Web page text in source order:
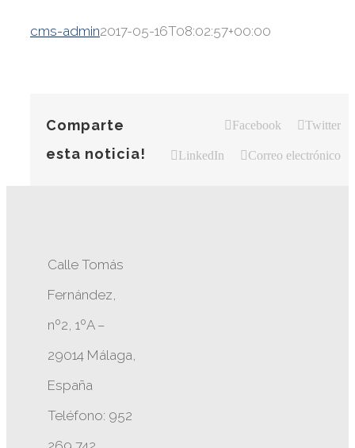
cms-admin2017-05-16T08:02:57+00:00
Comparte
esta noticia!
Facebook Twitter
LinkedIn Correo electrónico
Calle Tomás
Fernández,
nº2, 1ºA –
29014 Málaga,
España
Teléfono: 952